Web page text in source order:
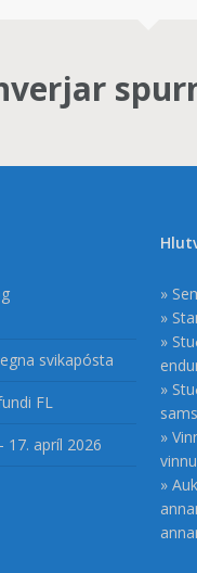
svikapósta
FL
17. apríl 2026
»
»
»
»
»
»